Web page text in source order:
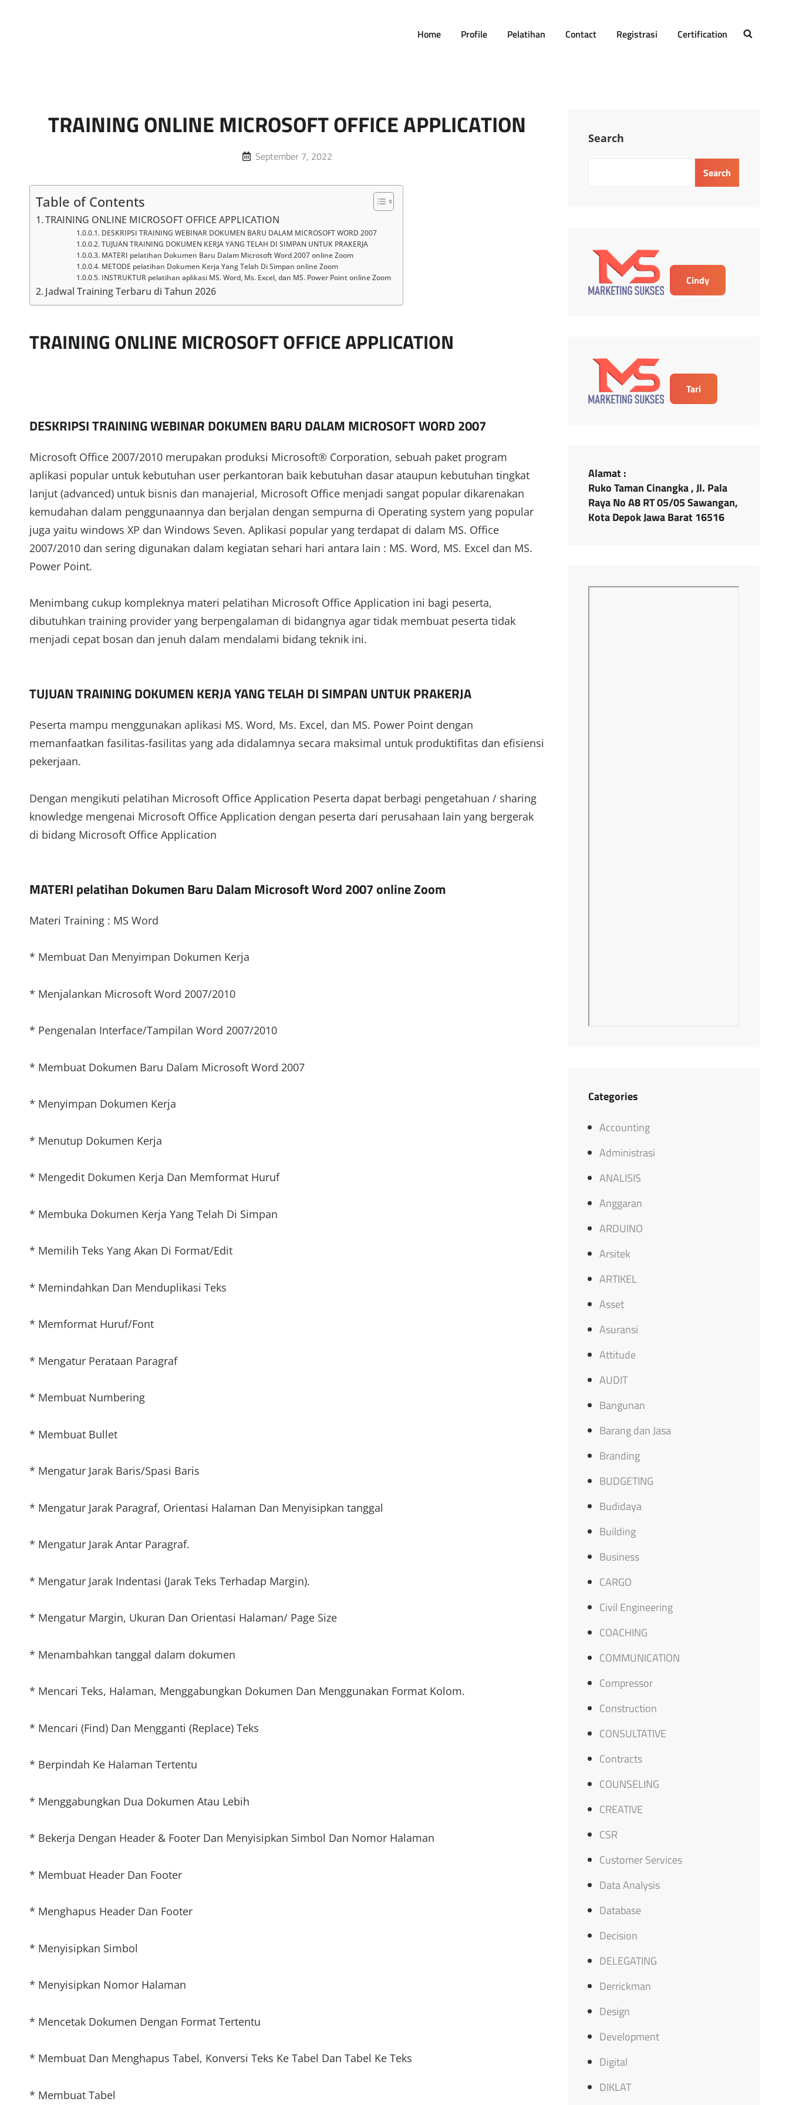
Home Profile Pelatihan Contact Registrasi Certification
TRAINING ONLINE MICROSOFT OFFICE APPLICATION
Posted
September 7, 2022
Table of Contents
TRAINING ONLINE MICROSOFT OFFICE APPLICATION
DESKRIPSI TRAINING WEBINAR DOKUMEN BARU DALAM MICROSOFT WORD 2007
TUJUAN TRAINING DOKUMEN KERJA YANG TELAH DI SIMPAN UNTUK PRAKERJA
MATERI pelatihan Dokumen Baru Dalam Microsoft Word 2007 online Zoom
METODE pelatihan Dokumen Kerja Yang Telah Di Simpan online Zoom
INSTRUKTUR pelatihan aplikasi MS. Word, Ms. Excel, dan MS. Power Point online Zoom
Jadwal Training Terbaru di Tahun 2026
TRAINING ONLINE MICROSOFT OFFICE APPLICATION
DESKRIPSI TRAINING WEBINAR DOKUMEN BARU DALAM MICROSOFT WORD 2007
Microsoft Office 2007/2010 merupakan produksi Microsoft® Corporation, sebuah paket program
aplikasi popular untuk kebutuhan user perkantoran baik kebutuhan dasar ataupun kebutuhan tingkat
lanjut (advanced) untuk bisnis dan manajerial, Microsoft Office menjadi sangat popular dikarenakan
kemudahan dalam penggunaannya dan berjalan dengan sempurna di Operating system yang popular
juga yaitu windows XP dan Windows Seven. Aplikasi popular yang terdapat di dalam MS. Office
2007/2010 dan sering digunakan dalam kegiatan sehari hari antara lain : MS. Word, MS. Excel dan MS.
Power Point.
Menimbang cukup kompleknya materi pelatihan Microsoft Office Application ini bagi peserta,
dibutuhkan training provider yang berpengalaman di bidangnya agar tidak membuat peserta tidak
menjadi cepat bosan dan jenuh dalam mendalami bidang teknik ini.
TUJUAN TRAINING DOKUMEN KERJA YANG TELAH DI SIMPAN UNTUK PRAKERJA
Peserta mampu menggunakan aplikasi MS. Word, Ms. Excel, dan MS. Power Point dengan
memanfaatkan fasilitas-fasilitas yang ada didalamnya secara maksimal untuk produktifitas dan efisiensi
pekerjaan.
Dengan mengikuti pelatihan Microsoft Office Application Peserta dapat berbagi pengetahuan / sharing
knowledge mengenai Microsoft Office Application dengan peserta dari perusahaan lain yang bergerak
di bidang Microsoft Office Application
MATERI pelatihan Dokumen Baru Dalam Microsoft Word 2007 online Zoom
Materi Training : MS Word
* Membuat Dan Menyimpan Dokumen Kerja
* Menjalankan Microsoft Word 2007/2010
* Pengenalan Interface/Tampilan Word 2007/2010
* Membuat Dokumen Baru Dalam Microsoft Word 2007
* Menyimpan Dokumen Kerja
* Menutup Dokumen Kerja
* Mengedit Dokumen Kerja Dan Memformat Huruf
* Membuka Dokumen Kerja Yang Telah Di Simpan
* Memilih Teks Yang Akan Di Format/Edit
* Memindahkan Dan Menduplikasi Teks
* Memformat Huruf/Font
* Mengatur Perataan Paragraf
* Membuat Numbering
* Membuat Bullet
* Mengatur Jarak Baris/Spasi Baris
* Mengatur Jarak Paragraf, Orientasi Halaman Dan Menyisipkan tanggal
* Mengatur Jarak Antar Paragraf.
* Mengatur Jarak Indentasi (Jarak Teks Terhadap Margin).
* Mengatur Margin, Ukuran Dan Orientasi Halaman/ Page Size
* Menambahkan tanggal dalam dokumen
* Mencari Teks, Halaman, Menggabungkan Dokumen Dan Menggunakan Format Kolom.
* Mencari (Find) Dan Mengganti (Replace) Teks
* Berpindah Ke Halaman Tertentu
* Menggabungkan Dua Dokumen Atau Lebih
* Bekerja Dengan Header & Footer Dan Menyisipkan Simbol Dan Nomor Halaman
* Membuat Header Dan Footer
* Menghapus Header Dan Footer
* Menyisipkan Simbol
* Menyisipkan Nomor Halaman
* Mencetak Dokumen Dengan Format Tertentu
* Membuat Dan Menghapus Tabel, Konversi Teks Ke Tabel Dan Tabel Ke Teks
* Membuat Tabel
Search
Search
Cindy
Tari
Alamat :
Ruko Taman Cinangka , Jl. Pala
Raya No A8 RT 05/05 Sawangan,
Kota Depok Jawa Barat 16516
Categories
Accounting
Administrasi
ANALISIS
Anggaran
ARDUINO
Arsitek
ARTIKEL
Asset
Asuransi
Attitude
AUDIT
Bangunan
Barang dan Jasa
Branding
BUDGETING
Budidaya
Building
Business
CARGO
Civil Engineering
COACHING
COMMUNICATION
Compressor
Construction
CONSULTATIVE
Contracts
COUNSELING
CREATIVE
CSR
Customer Services
Data Analysis
Database
Decision
DELEGATING
Derrickman
Design
Development
Digital
DIKLAT